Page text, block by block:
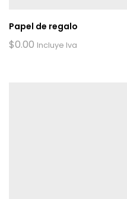
Papel de regalo
$0.00 Incluye Iva